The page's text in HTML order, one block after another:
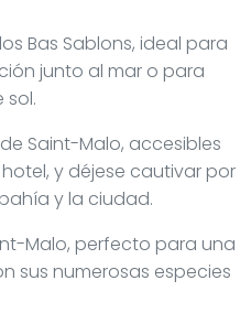
Bas Sablons, ideal para
junto al mar o para
sol.
Saint-Malo, accesibles
y déjese cautivar por
y la ciudad.
Malo, perfecto para una
sus numerosas especies